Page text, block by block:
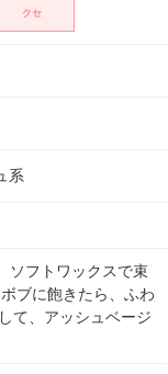
系
ソフトワックスで束
ブに飽きたら、ふわ
て、アッシュベージ